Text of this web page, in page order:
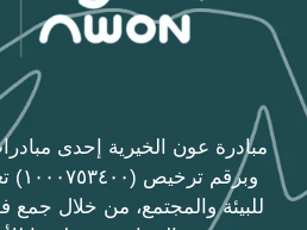
مبادرة عون الخيرية إحدى
للبيئة والمجتمع، من خلال جمع